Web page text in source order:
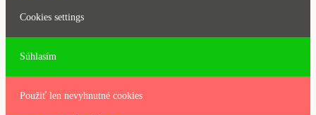
Cookies settings
Súhlasím
Použiť len nevyhnutné cookies